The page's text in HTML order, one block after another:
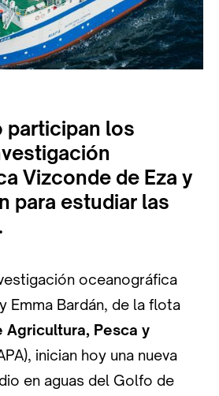
participan los
Vizconde de Eza y
para estudiar las
oceanográfica
Emma Bardán, de la flota
Pesca y
inician hoy una nueva
en aguas del Golfo de